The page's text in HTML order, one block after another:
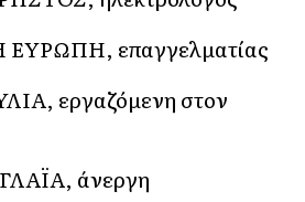
επαγγελματίας
εργαζόμενη στον
άνεργη